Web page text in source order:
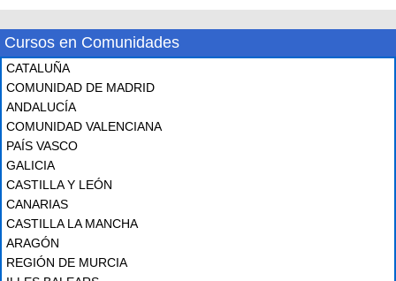
Cursos en Comunidades
CATALUÑA
COMUNIDAD DE MADRID
ANDALUCÍA
COMUNIDAD VALENCIANA
PAÍS VASCO
GALICIA
CASTILLA Y LEÓN
CANARIAS
CASTILLA LA MANCHA
ARAGÓN
REGIÓN DE MURCIA